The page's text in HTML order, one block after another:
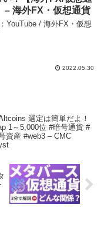
– 海外FX・仮想通貨
YouTube / 海外FX・仮想
2022.05.30
選定は簡単だよ！
1～5,000位 #暗号通貨 #
資産 #web3 – CMC